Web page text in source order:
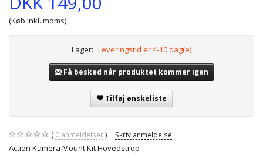
(Køb Inkl. moms)
Lager: Leveringstid er 4-10 dag(e)
Få besked når produktet kommer igen
Tilføj ønskeliste
0 anmeldelser Skriv anmeldelse
Action Kamera Mount Kit Hovedstrop